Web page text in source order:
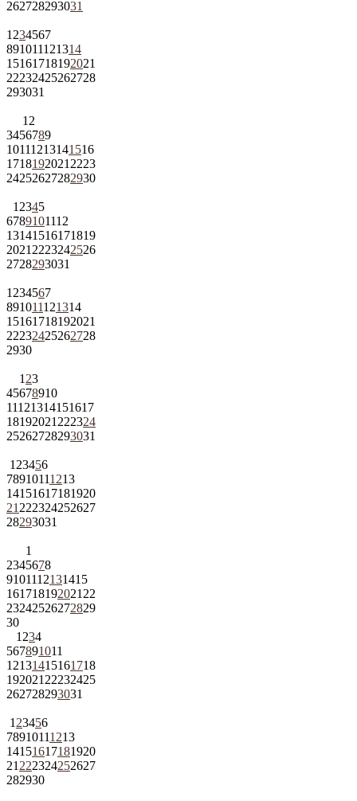
262728293031
1 234567
891011121314
15161718192021
22232425262728
293031
1 2
3456789
10111213141516
1718192021 2223
24252627282930
1 2345
6789101112
13141516171819
2021 2223242526
2728293031
1 234567
891011121314
15161718192021
22232425262728
2930
1 23
45678910
11121314151617
18192021 222324
25262728293031
1 23456
78910111213
14151617181920
21 222324252627
28293031
1
2345678
9101112131415
161718192021 22
23242526272829
30
1 234
567891011
12131415161718
192021 22232425
262728293031
1 23456
78910111213
14151617181920
21 222324252627
282930